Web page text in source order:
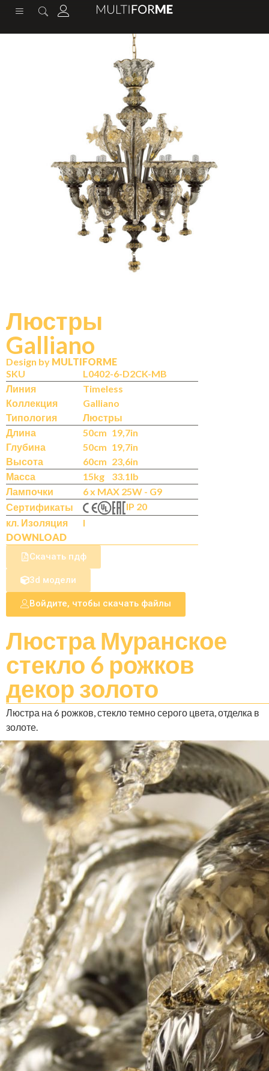
содержимому
IT
Galliano
Design by MULTIFORME
Люстры
SKU
L0402-6-D2CK-MB
Линия
Timeless
Коллекция
Galliano
Типология
Люстры
Длина
50cm 19,7in
Глубина
50cm 19,7in
Высота
60cm 23,6in
Масса
15kg
33.1lb
Лампочки
6 x MAX 25W - G9
Сертификаты
IP 20
кл. Изоляция
I
DOWNLOAD
Скачать пдф
3d модели
Войдите, чтобы скачать файлы
Люстра Муранское
стекло 6 рожков
декор золото
Люстра на 6 рожков, стекло темно серого цвета, отделка в
золоте.